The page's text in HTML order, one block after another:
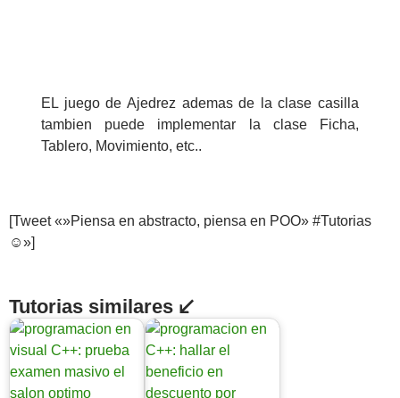
EL juego de Ajedrez ademas de la clase casilla
tambien puede implementar la clase Ficha,
Tablero, Movimiento, etc..
[Tweet «»Piensa en abstracto, piensa en POO» #Tutorias
☺»]
Tutorias similares ↙